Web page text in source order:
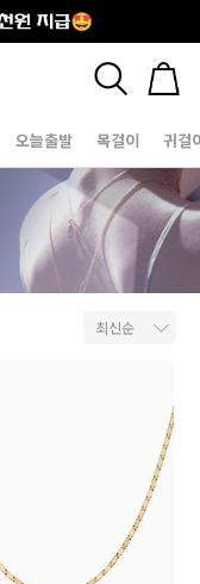
오늘출발 목걸이 귀걸